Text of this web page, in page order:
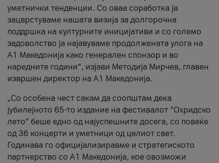
уметнички тенденции. Со оваа соработка ја
зацврстуваме нашата визија за долгорочна
поддршка на културните иницијативи и со големо
задоволство ја најавуваме продолжената улога на
A1 Македонија како генерален спонзор и во
наредните години“, изјави Методија Мирчев, главен
извршен директор на A1 Македонија.
„Со особена чест сакам да соопштам дека
јубилејното 65-то издание на фестивалот “Охридско
лето” беше едно од најуспешните досега, со повеќе
од 36 концерти и уметници од целиот свет.
Годинава го официјализиравме и стратегиското
партнерство со А1 Македонија, кое овозможи